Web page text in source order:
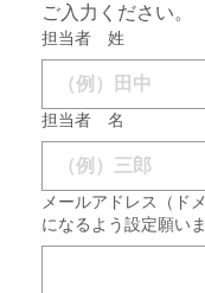
ご入力ください。
担当者 姓
担当者 名
メールアドレス（ド
になるよう設定願いま